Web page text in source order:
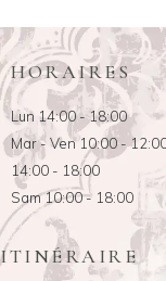
HORAIRES
Lun 14:00 - 18:00
Mar - Ven 10:00 -
14:00 - 18:00
Sam 10:00 - 18:00
ITINÉRAIRE